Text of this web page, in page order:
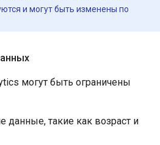
и могут быть изменены по
могут быть ограничены
данные, такие как возраст и